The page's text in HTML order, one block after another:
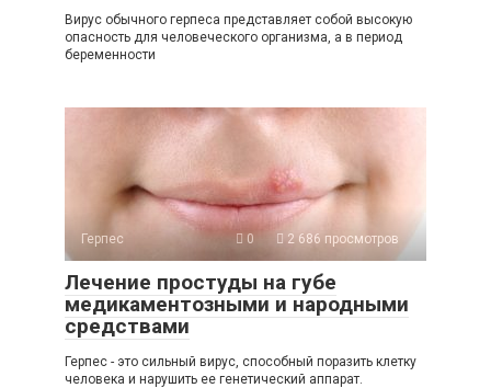
Вирус обычного герпеса представляет собой высокую
опасность для человеческого организма, а в период
беременности
Герпес 0 2 686 просмотров
Лечение простуды на губе
медикаментозными и народными
средствами
Герпес - это сильный вирус, способный поразить клетку
человека и нарушить ее генетический аппарат.